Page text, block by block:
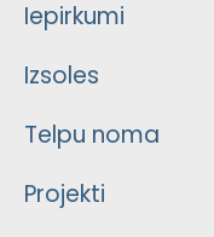
Iepirkumi
Izsoles
Telpu noma
Projekti